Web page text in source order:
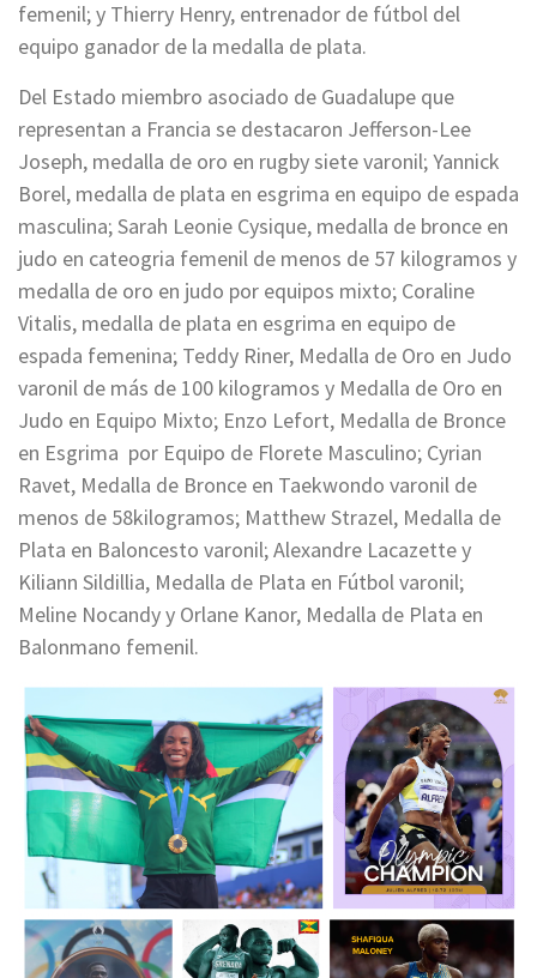
femenil; y Thierry Henry, entrenador de fútbol del
equipo ganador de la medalla de plata.
Del Estado miembro asociado de Guadalupe que
representan a Francia se destacaron Jefferson-Lee
Joseph, medalla de oro en rugby siete varonil; Yannick
Borel, medalla de plata en esgrima en equipo de espada
masculina; Sarah Leonie Cysique, medalla de bronce en
judo en cateogria femenil de menos de 57 kilogramos y
medalla de oro en judo por equipos mixto; Coraline
Vitalis, medalla de plata en esgrima en equipo de
espada femenina; Teddy Riner, Medalla de Oro en Judo
varonil de más de 100 kilogramos y Medalla de Oro en
Judo en Equipo Mixto; Enzo Lefort, Medalla de Bronce
en Esgrima por Equipo de Florete Masculino; Cyrian
Ravet, Medalla de Bronce en Taekwondo varonil de
menos de 58kilogramos; Matthew Strazel, Medalla de
Plata en Baloncesto varonil; Alexandre Lacazette y
Kiliann Sildillia, Medalla de Plata en Fútbol varonil;
Meline Nocandy y Orlane Kanor, Medalla de Plata en
Balonmano femenil.